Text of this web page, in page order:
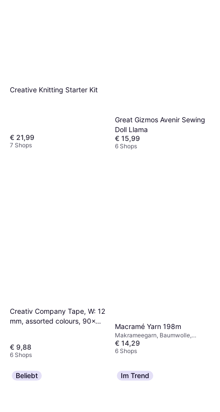
Creative Knitting Starter Kit
€ 21,99
7 Shops
Great Gizmos Avenir Sewing
Doll Llama
€ 15,99
6 Shops
Creativ Company Tape, W: 12
mm, assorted colours, 90x2
€ 9,88
6 Shops
Macramé Yarn 198m
Makrameegarn, Baumwolle,
Polyester
€ 14,29
6 Shops
Beliebt Im Trend